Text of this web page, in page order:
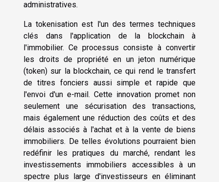
administratives.
La tokenisation est l'un des termes techniques
clés dans l'application de la blockchain à
l'immobilier. Ce processus consiste à convertir
les droits de propriété en un jeton numérique
(token) sur la blockchain, ce qui rend le transfert
de titres fonciers aussi simple et rapide que
l'envoi d'un e-mail. Cette innovation promet non
seulement une sécurisation des transactions,
mais également une réduction des coûts et des
délais associés à l'achat et à la vente de biens
immobiliers. De telles évolutions pourraient bien
redéfinir les pratiques du marché, rendant les
investissements immobiliers accessibles à un
spectre plus large d'investisseurs en éliminant